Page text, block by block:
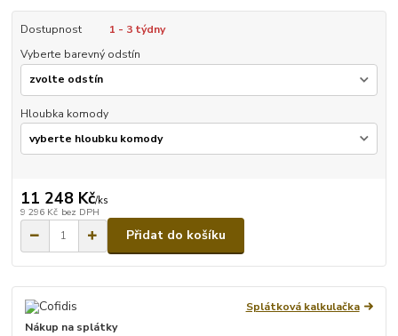
Dostupnost
1 - 3 týdny
Vyberte barevný odstín
Hloubka komody
11 248 Kč/ks
9 296 Kč bez DPH
Přidat do košíku
Splátková kalkulačka
Nákup na splátky